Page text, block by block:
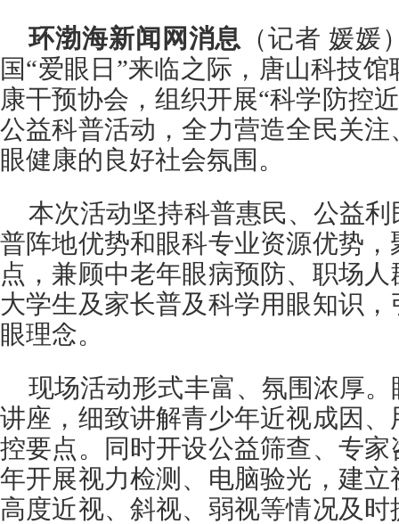
环渤海新闻网消息 （记者 媛媛
国“爱眼日”来临之际，唐山科技
康干预协会，组织开展“科学防控
公益科普活动，全力营造全民关
眼健康的良好社会氛围。
本次活动坚持科普惠民、公益
普阵地优势和眼科专业资源优势
点，兼顾中老年眼病预防、职场
大学生及家长普及科学用眼知识
眼理念。
现场活动形式丰富、氛围浓厚
讲座，细致讲解青少年近视成因
控要点。同时开设公益筛查、专
年开展视力检测、电脑验光，建
高度近视、斜视、弱视等情况及